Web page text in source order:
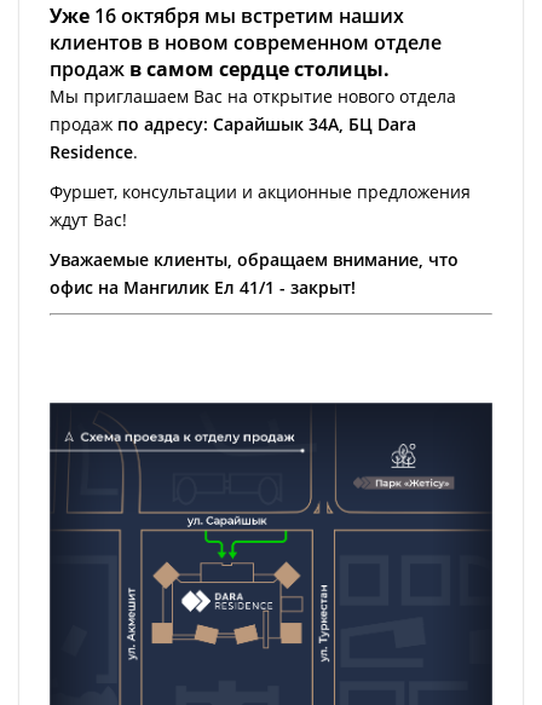
Уже 16 октября мы встретим наших
клиентов в новом современном отделе
продаж в самом сердце столицы.
Мы приглашаем Вас на открытие нового отдела
продаж по адресу: Сарайшык 34А, БЦ Dara
Residence.
Фуршет, консультации и акционные предложения
ждут Вас!
Уважаемые клиенты, обращаем внимание, что
офис на Мангилик Ел 41/1 - закрыт!